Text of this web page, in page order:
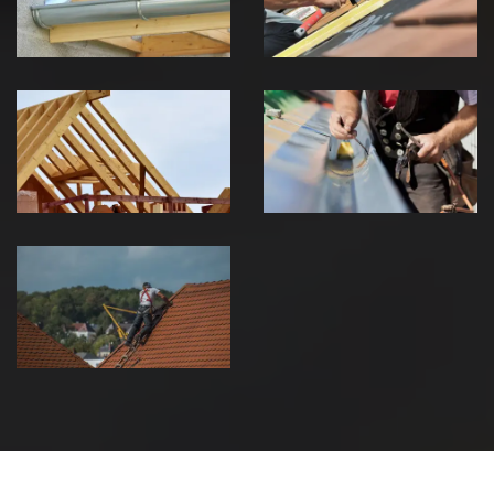
Jura
Jura
Traitement de
charpente 39
Jura
Travaux de
zinguerie 39
Jura
Urgence fuite
de toiture 39
Jura